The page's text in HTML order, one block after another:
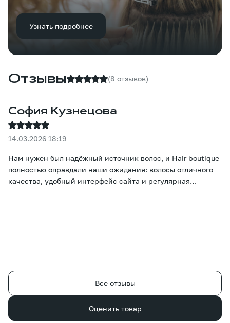
Узнать подробнее
Отзывы (8 отзывов)
София Кузнецова
14.03.2026 18:19
Нам нужен был надёжный источник волос, и Hair boutique
полностью оправдали наши ожидания: волосы отличного
качества, удобный интерфейс сайта и регулярная
Все отзывы
Оценить товар